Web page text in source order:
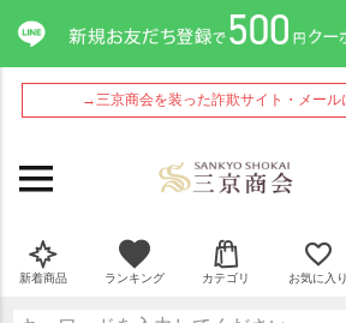
→三京商会を装った詐欺サイト・メール
新着商品 ランキング カテゴリ お気に入り